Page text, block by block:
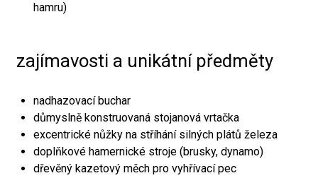
hamru)
zajímavosti a unikátní předměty
nadhazovací buchar
důmyslně konstruovaná stojanová vrtačka
excentrické nůžky na stříhání silných plátů železa
doplňkové hamernické stroje (brusky, dynamo)
dřevěný kazetový měch pro vyhřívací pec